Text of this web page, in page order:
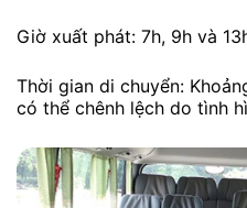
Giờ xuất phát: 7h, 9h và
Thời gian di chuyển:
có thể chênh lệch do tình